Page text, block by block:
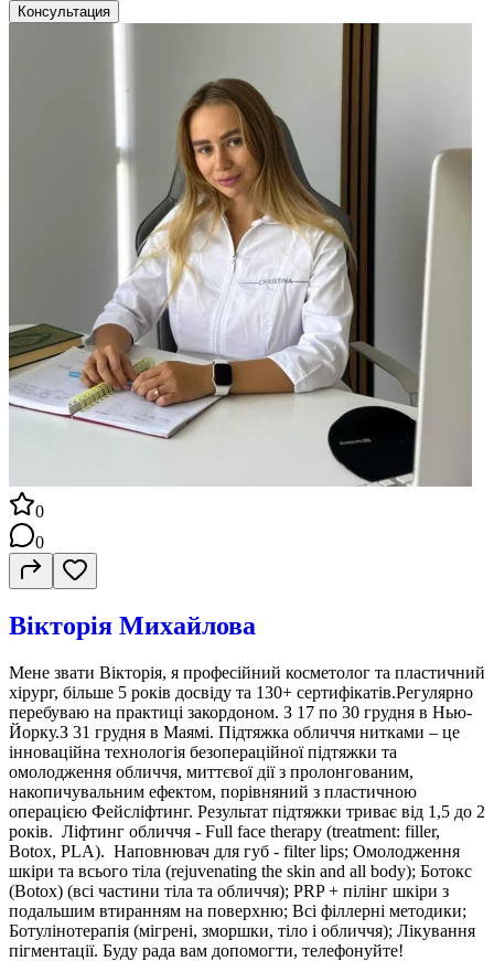
Консультация
0
0
Вікторія Михайлова
Мене звати Вікторія, я професійний косметолог та пластичний
хірург, більше 5 років досвіду та 130+ сертифікатів.Регулярно
перебуваю на практиці закордоном. З 17 по 30 грудня в Нью-
Йорку.З 31 грудня в Маямі. Підтяжка обличчя нитками – це
інноваційна технологія безопераційної підтяжки та
омолодження обличчя, миттєвої дії з пролонгованим,
накопичувальним ефектом, порівняний з пластичною
операцією Фейсліфтинг. Результат підтяжки триває від 1,5 до 2
років. Ліфтинг обличчя - Full face therapy (treatment: filler,
Botox, PLA). Наповнювач для губ - filter lips; Омолодження
шкіри та всього тіла (rejuvenating the skin and all body); Ботокс
(Botox) (всі частини тіла та обличчя); PRP + пілінг шкіри з
подальшим втиранням на поверхню; Всі філлерні методики;
Ботулінотерапія (мігрені, зморшки, тіло і обличчя); Лікування
пігментації. Буду рада вам допомогти, телефонуйте!